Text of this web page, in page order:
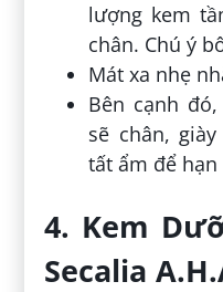
lượng kem
chân. Chú ý
Mát xa nhẹ
Bên cạnh
sẽ chân,
tất ẩm để
4. Kem
Secalia